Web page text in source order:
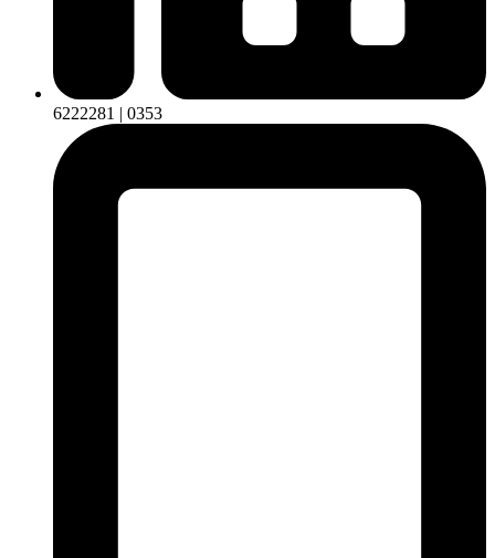
6222281 | 0353